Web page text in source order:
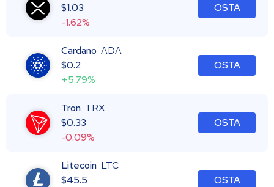
$1.03
-1.62%
OSTA
Cardano ADA
$0.2
+5.79%
OSTA
Tron TRX
$0.33
-0.09%
OSTA
Litecoin LTC
$45.5
OSTA